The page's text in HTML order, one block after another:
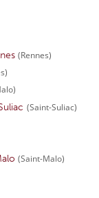
(Rennes)
(Saint-Suliac)
(Saint-Malo)